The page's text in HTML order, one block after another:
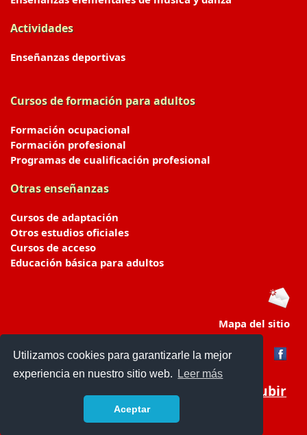
Utilizamos cookies para garantizarle la mejor
experiencia en nuestro sitio web.
Leer más
Aceptar
Actividades
Enseñanzas deportivas
Cursos de formación para adultos
Formación ocupacional
Formación profesional
Programas de cualificación profesional
Otras enseñanzas
Cursos de adaptación
Otros estudios oficiales
Cursos de acceso
Educación básica para adultos
Mapa del sitio
Subir